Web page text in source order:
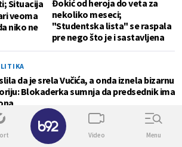
Situacija
veoma
niko ne
Đokić od heroja do veta za
nekoliko meseci;
"Studentska lista" se raspala
pre nego što je i sastavljena
da je srela Vučića, a onda iznela bizarnu
Blokaderka sumnja da predsednik ima
Video Menu
✕